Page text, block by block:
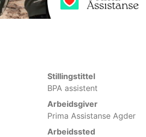
Stillingstittel
BPA assistent
Arbeidsgiver
Prima Assistanse Agder
Arbeidssted